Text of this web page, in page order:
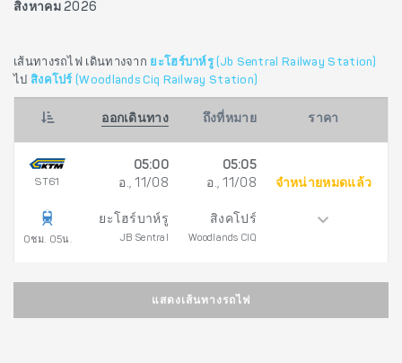
สิงหาคม 2026
เส้นทางรถไฟ เดินทางจาก ยะโฮร์บาห์รู (Jb Sentral Railway Station)
ไป สิงคโปร์ (Woodlands Ciq Railway Station)
ออกเดินทาง ถึงที่หมาย ราคา
ST61
0ชม. 05น.
05:00
อ., 11/08
ยะโฮร์บาห์รู
JB Sentral
05:05
อ., 11/08
สิงคโปร์
Woodlands CIQ
จำหน่ายหมดแล้ว
แสดงเส้นทางรถไฟ